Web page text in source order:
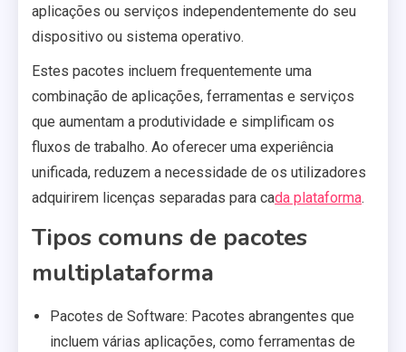
aplicações ou serviços independentemente do seu
dispositivo ou sistema operativo.
Estes pacotes incluem frequentemente uma
combinação de aplicações, ferramentas e serviços
que aumentam a produtividade e simplificam os
fluxos de trabalho. Ao oferecer uma experiência
unificada, reduzem a necessidade de os utilizadores
adquirirem licenças separadas para cada plataforma.
Tipos comuns de pacotes
multiplataforma
Pacotes de Software: Pacotes abrangentes que
incluem várias aplicações, como ferramentas de